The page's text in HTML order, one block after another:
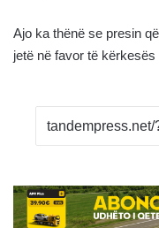
Ajo ka thënë se presin
jetë në favor të kërkesës